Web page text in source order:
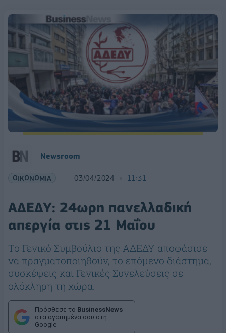
Newsroom
ΟΙΚΟΝΟΜΙΑ 03/04/2024 11:31
ΑΔΕΔΥ: 24ωρη πανελλαδική
απεργία στις 21 Μαΐου
Το Γενικό Συμβούλιο της ΑΔΕΔΥ αποφάσισε
να πραγματοποιηθούν, το επόμενο διάστημα,
συσκέψεις και Γενικές Συνελεύσεις σε
ολόκληρη τη χώρα.
Πρόσθεσε το BusinessNews
στα αγαπημένα σου στη
Google